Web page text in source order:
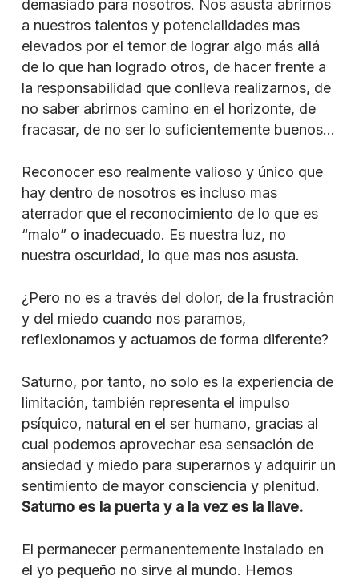
demasiado para nosotros. Nos asusta abrirnos
a nuestros talentos y potencialidades mas
elevados por el temor de lograr algo más allá
de lo que han logrado otros, de hacer frente a
la responsabilidad que conlleva realizarnos, de
no saber abrirnos camino en el horizonte, de
fracasar, de no ser lo suficientemente buenos…
Reconocer eso realmente valioso y único que
hay dentro de nosotros es incluso mas
aterrador que el reconocimiento de lo que es
“malo” o inadecuado. Es nuestra luz, no
nuestra oscuridad, lo que mas nos asusta.
¿Pero no es a través del dolor, de la frustración
y del miedo cuando nos paramos,
reflexionamos y actuamos de forma diferente?
Saturno, por tanto, no solo es la experiencia de
limitación, también representa el impulso
psíquico, natural en el ser humano, gracias al
cual podemos aprovechar esa sensación de
ansiedad y miedo para superarnos y adquirir un
sentimiento de mayor consciencia y plenitud.
Saturno es la puerta y a la vez es la llave.
El permanecer permanentemente instalado en
el yo pequeño no sirve al mundo. Hemos